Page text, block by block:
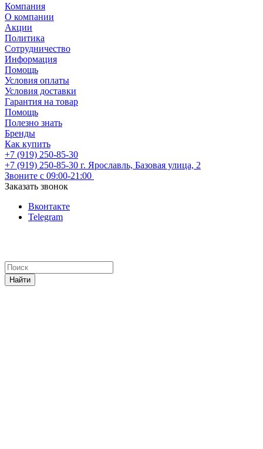
Компания
О компании
Акции
Политика
Сотрудничество
Информация
Помощь
Условия оплаты
Условия доставки
Гарантия на товар
Помощь
Полезно знать
Бренды
Как купить
+7 (919) 250-85-30
+7 (919) 250-85-30 г. Ярославль, Базовая улица, 2
Звоните с 09:00-21:00
Заказать звонок
Вконтакте
Telegram
Найти